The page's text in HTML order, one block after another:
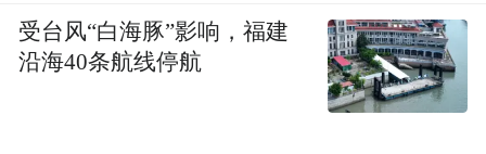
受台风“白海豚”影响，福建
沿海40条航线停航